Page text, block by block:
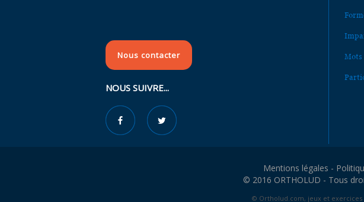
Nous contacter
NOUS SUIVRE...
Mots
Mentions légales -
© 2016 ORTHOLUD - Tous
© Ortholud.com, jeux et exercices